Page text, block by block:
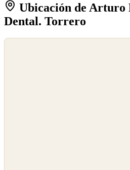
Ubicación de Arturo
Dental. Torrero